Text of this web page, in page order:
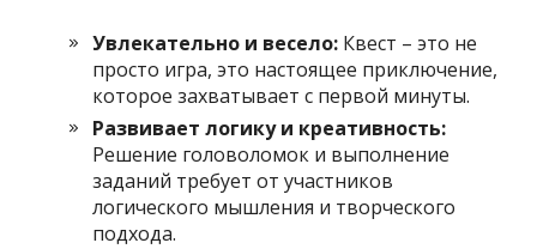
Увлекательно и весело: Квест – это не
просто игра, это настоящее приключение,
которое захватывает с первой минуты.
Развивает логику и креативность:
Решение головоломок и выполнение
заданий требует от участников
логического мышления и творческого
подхода.